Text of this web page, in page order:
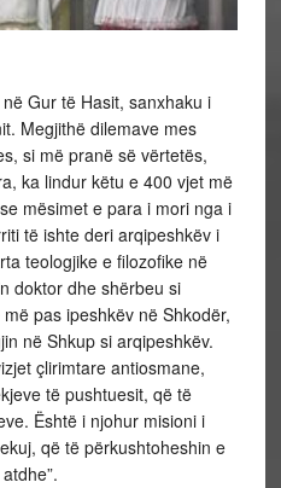
Gur të Hasit, sanxhaku i
Megjithë dilemave mes
si më pranë së vërtetës,
ka lindur këtu e 400 vjet më
mësimet e para i mori nga i
të ishte deri arqipeshkëv i
teologjike e filozofike në
doktor dhe shërbeu si
pas ipeshkëv në Shkodër,
në Shkup si arqipeshkëv.
çlirimtare antiosmane,
të pushtuesit, që të
Është i njohur misioni i
që të përkushtoheshin e